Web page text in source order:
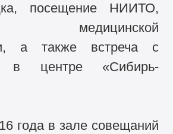
посещение НИИТО,
медицинской
а также встреча с
в центре «Сибирь-
года в зале совещаний